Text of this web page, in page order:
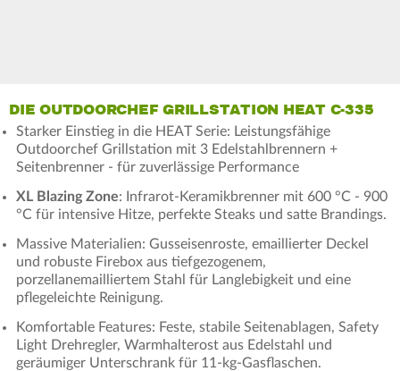
DIE OUTDOORCHEF GRILLSTATION HEAT C-335
Starker Einstieg in die HEAT Serie: Leistungsfähige
Outdoorchef Grillstation mit 3 Edelstahlbrennern +
Seitenbrenner - für zuverlässige Performance
XL Blazing Zone: Infrarot-Keramikbrenner mit 600 °C - 900
°C für intensive Hitze, perfekte Steaks und satte Brandings.
Massive Materialien: Gusseisenroste, emaillierter Deckel
und robuste Firebox aus tiefgezogenem,
porzellanemailliertem Stahl für Langlebigkeit und eine
pflegeleichte Reinigung.
Komfortable Features: Feste, stabile Seitenablagen, Safety
Light Drehregler, Warmhalterost aus Edelstahl und
geräumiger Unterschrank für 11-kg-Gasflaschen.